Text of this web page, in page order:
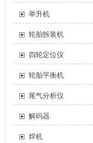
举升机
轮胎拆装机
四轮定位仪
轮胎平衡机
尾气分析仪
解码器
焊机